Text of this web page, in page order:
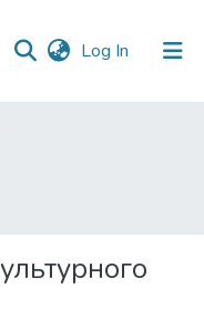
Log In (current)